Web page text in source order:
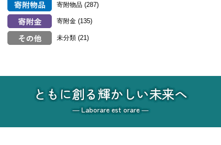
寄附物品 (287)
寄附金 (135)
未分類 (21)
ともに創る輝かしい未来へ
― Laborare est orare ―